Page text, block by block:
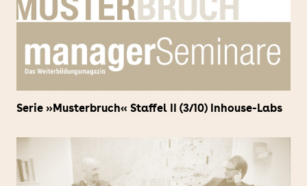
Serie »Musterbruch« Staffel II (3/10) Inhouse-Labs